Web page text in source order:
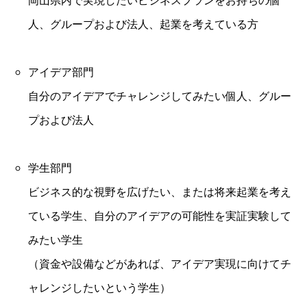
人、グループおよび法人、起業を考えている方
アイデア部門
自分のアイデアでチャレンジしてみたい個人、グルー
プおよび法人
学生部門
ビジネス的な視野を広げたい、または将来起業を考え
ている学生、自分のアイデアの可能性を実証実験して
みたい学生
（資金や設備などがあれば、アイデア実現に向けてチ
ャレンジしたいという学生）